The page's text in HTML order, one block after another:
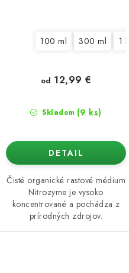
100 ml 300 ml 1 l
Skladom (9 ks)
od 12,99 €
DETAIL
Čisté organické rastové médium
Nitrozyme je vysoko
koncentrované a pochádza z
prírodných zdrojov.